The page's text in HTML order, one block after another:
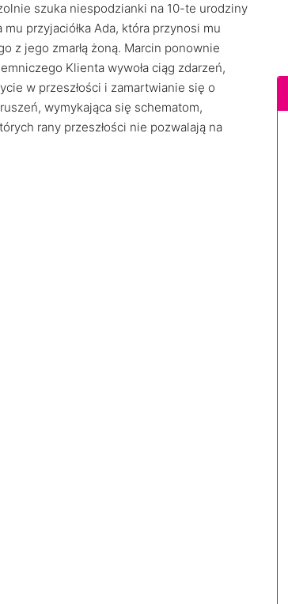
szuka niespodzianki na 10-te urodziny
przyjaciółka Ada, która przynosi mu
z jego zmarłą żoną. Marcin ponownie
Klienta wywoła ciąg zdarzeń,
w przeszłości i zamartwianie się o
wymykająca się schematom,
rany przeszłości nie pozwalają na